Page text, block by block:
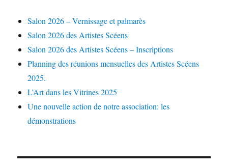
Salon 2026 – Vernissage et palmarès
Salon 2026 des Artistes Scéens
Salon 2026 des Artistes Scéens – Inscriptions
Planning des réunions mensuelles des Artistes Scéens
2025.
L’Art dans les Vitrines 2025
Une nouvelle action de notre association: les
démonstrations